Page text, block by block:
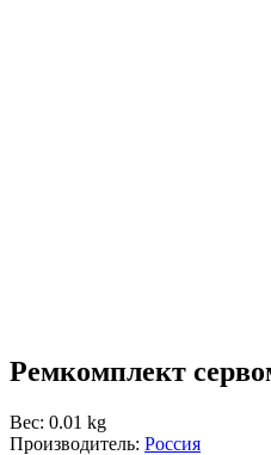
Ремкомплект
Вес: 0.01 kg
Производитель: Россия